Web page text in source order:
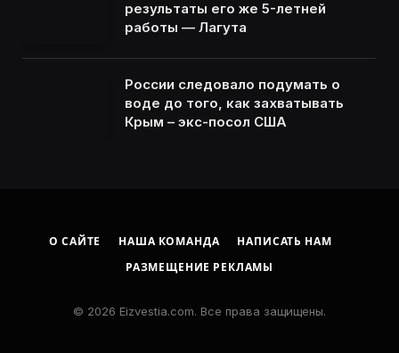
результаты его же 5-летней
работы — Лагута
России следовало подумать о
воде до того, как захватывать
Крым – экс-посол США
О САЙТЕ НАША КОМАНДА
НАПИСАТЬ НАМ
РАЗМЕЩЕНИЕ РЕКЛАМЫ
© 2026 Eizvestia.com. Все права защищены.